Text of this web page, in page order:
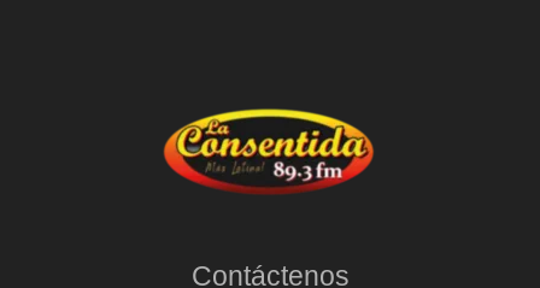
Contáctenos